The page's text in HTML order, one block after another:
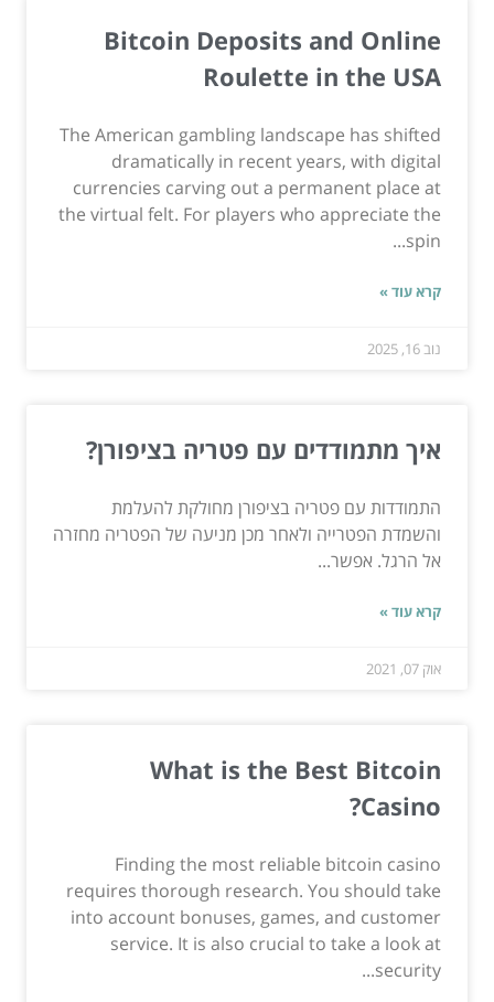
Bitcoin Deposits and Online
Roulette in the USA
The American gambling landscape has shifted
dramatically in recent years, with digital
currencies carving out a permanent place at
the virtual felt. For players who appreciate the
spin...
קרא עוד »
נוב 16, 2025
איך מתמודדים עם פטריה בציפורן?
התמודדות עם פטריה בציפורן מחולקת להעלמת
והשמדת הפטרייה ולאחר מכן מניעה של הפטריה מחזרה
אל הרגל. אפשר...
קרא עוד »
אוק 07, 2021
What is the Best Bitcoin
Casino?
Finding the most reliable bitcoin casino
requires thorough research. You should take
into account bonuses, games, and customer
service. It is also crucial to take a look at
security...